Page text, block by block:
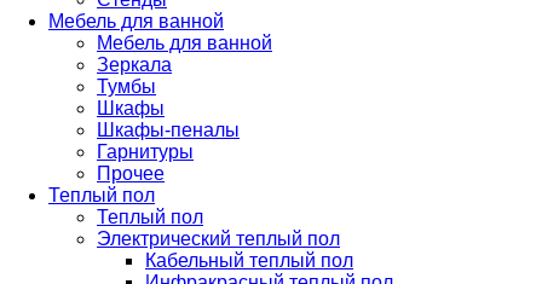
Мебель для ванной
Мебель для ванной
Зеркала
Тумбы
Шкафы
Шкафы-пеналы
Гарнитуры
Прочее
Теплый пол
Теплый пол
Электрический теплый пол
Кабельный теплый пол